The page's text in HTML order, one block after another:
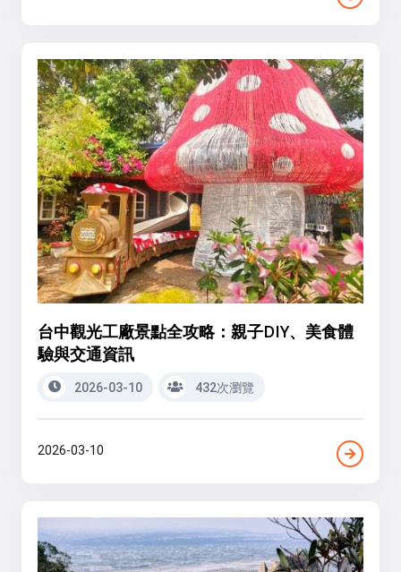
台中觀光工廠景點全攻略：親子DIY、美食體
驗與交通資訊
2026-03-10 432次瀏覽
2026-03-10